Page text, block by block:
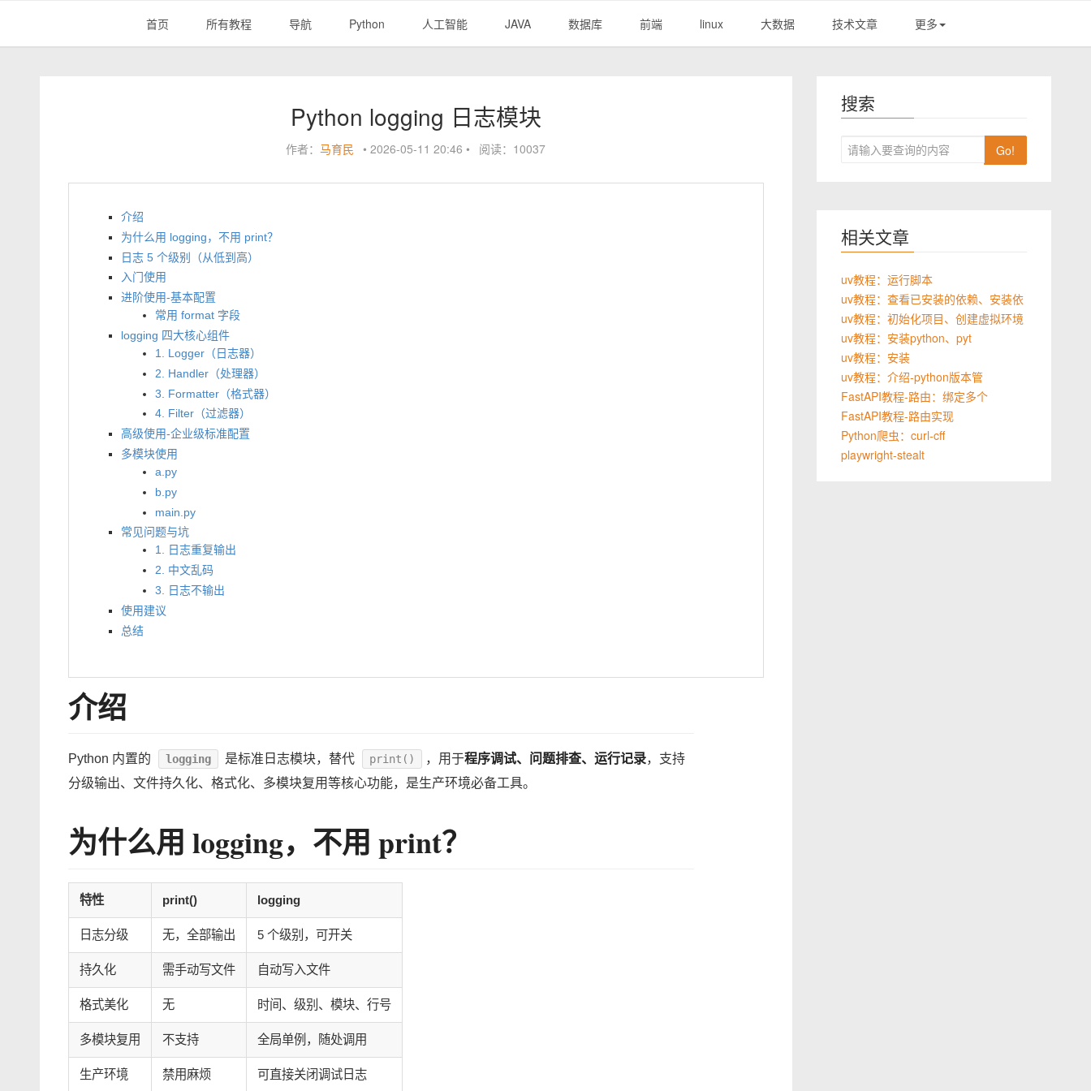
首页 所有教程 导航 Python 人工智能 JAVA 数据库 前端 linux 大数据 技术文章 更多
Python logging 日志模块
作者：马育民 •2026-05-11 20:46 • 阅读：10037
介绍
为什么用 logging，不用 print？
日志 5 个级别（从低到高）
入门使用
进阶使用-基本配置
常用 format 字段
logging 四大核心组件
1. Logger（日志器）
2. Handler（处理器）
3. Formatter（格式器）
4. Filter（过滤器）
高级使用-企业级标准配置
多模块使用
a.py
b.py
main.py
常见问题与坑
1. 日志重复输出
2. 中文乱码
3. 日志不输出
使用建议
总结
介绍
Python 内置的 logging 是标准日志模块，替代 print() ，用于程序调试、问题排查、运行记录，支持
分级输出、文件持久化、格式化、多模块复用等核心功能，是生产环境必备工具。
为什么用 logging，不用 print？
特性 print() logging
日志分级 无，全部输出 5 个级别，可开关
持久化 需手动写文件 自动写入文件
格式美化 无 时间、级别、模块、行号
多模块复用 不支持 全局单例，随处调用
生产环境 禁用麻烦 可直接关闭调试日志
搜索
Go!
相关文章
uv教程：运行脚本
uv教程：查看已安装的依赖、安装依
uv教程：初始化项目、创建虚拟环境
uv教程：安装python、pyt
uv教程：安装
uv教程：介绍-python版本管
FastAPI教程-路由：绑定多个
FastAPI教程-路由实现
Python爬虫：curl‑cff
playwright-stealt